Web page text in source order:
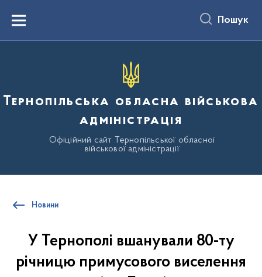
вмістуMenu Пошук
Тернопільська обласна військова
адміністрація
Офіційний сайт Тернопільської обласної
військової адміністрації
Новини
У Тернополі вшанували 80-ту
річницю примусового виселення